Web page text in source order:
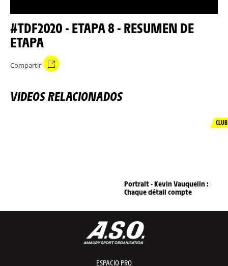
#TDF2020 - ETAPA 8 - RESUMEN DE
ETAPA
Compartir
VIDEOS RELACIONADOS
CLUB
Portrait - Kevin Vauquelin :
Chaque détail compte
ESPACIO PRO